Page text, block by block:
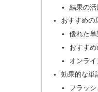
結果の活
おすすめの
優れた
おすす
オンラ
効果的な単
フラッ